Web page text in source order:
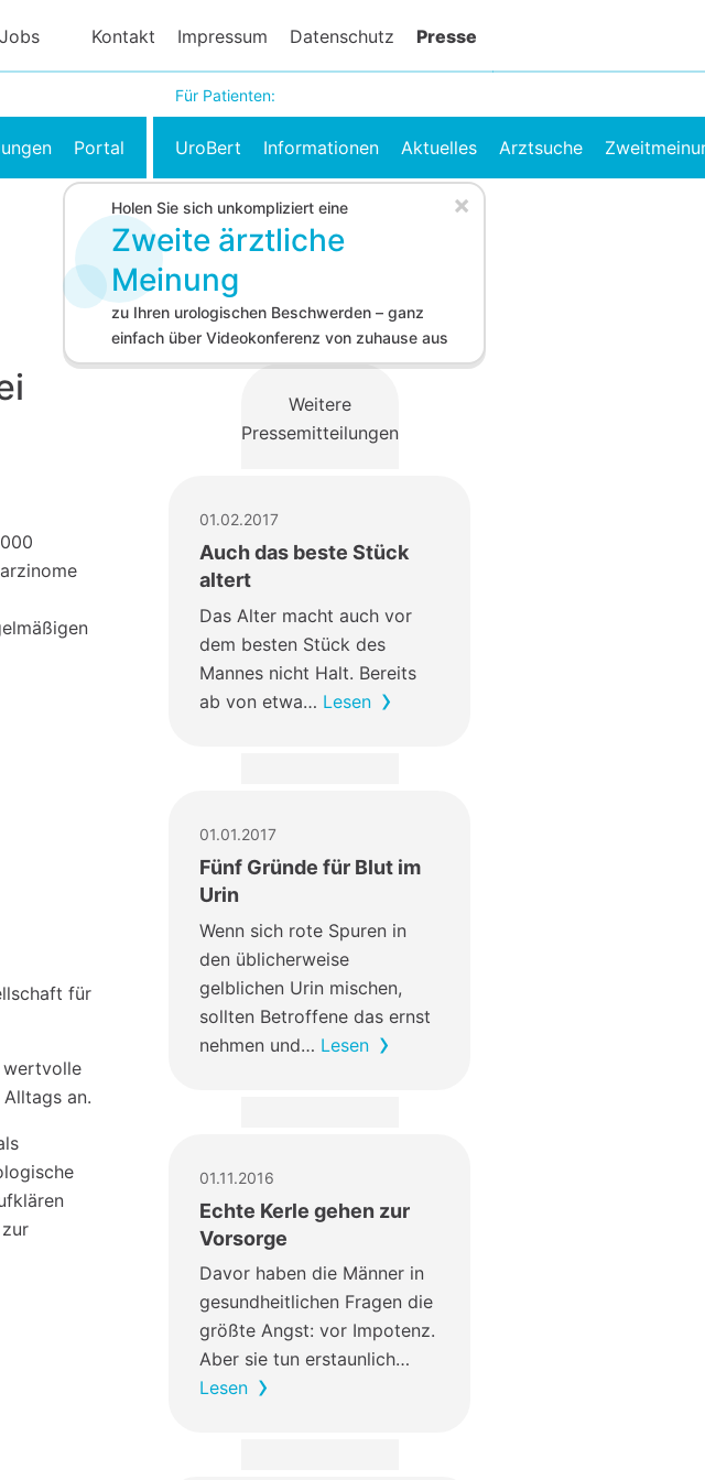
Jobs Kontakt Impressum Datenschutz Presse
Portal
Für Patienten:
UroBert Informationen Aktuelles Arztsuche
Holen Sie sich unkompliziert eine
Zweite ärztliche
Meinung
zu Ihren urologischen Beschwerden – ganz
einfach über Videokonferenz von zuhause aus
×
für
wertvolle
an.
Weitere
Pressemitteilungen
01.02.2017
Auch das beste Stück
altert
Das Alter macht auch vor
dem besten Stück des
Mannes nicht Halt. Bereits
ab von etwa… Lesen
01.01.2017
Fünf Gründe für Blut im
Urin
Wenn sich rote Spuren in
den üblicherweise
gelblichen Urin mischen,
sollten Betroffene das ernst
nehmen und… Lesen
01.11.2016
Echte Kerle gehen zur
Vorsorge
Davor haben die Männer in
gesundheitlichen Fragen die
größte Angst: vor Impotenz.
Aber sie tun erstaunlich…
Lesen